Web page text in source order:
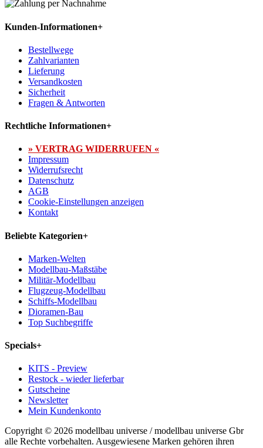
Kunden-Informationen+
Bestellwege
Zahlvarianten
Lieferung
Versandkosten
Sicherheit
Fragen & Antworten
Rechtliche Informationen+
» VERTRAG WIDERRUFEN «
Impressum
Widerrufsrecht
Datenschutz
AGB
Cookie-Einstellungen anzeigen
Kontakt
Beliebte Kategorien+
Marken-Welten
Modellbau-Maßstäbe
Militär-Modellbau
Flugzeug-Modellbau
Schiffs-Modellbau
Dioramen-Bau
Top Suchbegriffe
Specials+
KITS - Preview
Restock - wieder lieferbar
Gutscheine
Newsletter
Mein Kundenkonto
Copyright © 2026 modellbau universe / modellbau universe Gbr
alle Rechte vorbehalten. Ausgewiesene Marken gehören ihren